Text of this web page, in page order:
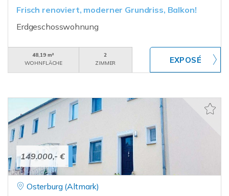
Frisch renoviert, moderner Grundriss, Balkon!
Erdgeschosswohnung
48,19 m²
WOHNFLÄCHE
2
ZIMMER
149.000,- €
Osterburg (Altmark)